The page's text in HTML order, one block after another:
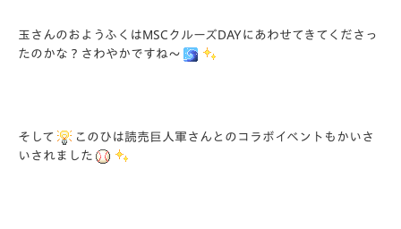
玉さんのおようふくはMSCクルーズDAYにあわせてきてくださっ
たのかな？さわやかですね～
そして
このひは読売巨人軍さんとのコラボイベントもかいさ
いされました